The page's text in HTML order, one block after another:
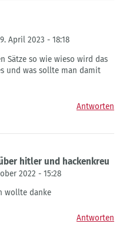
April 2023 - 18:18
Sätze so wie wieso wird das
und was sollte man damit
Antworten
hitler und hackenkreu
2022 - 15:28
wollte danke
Antworten